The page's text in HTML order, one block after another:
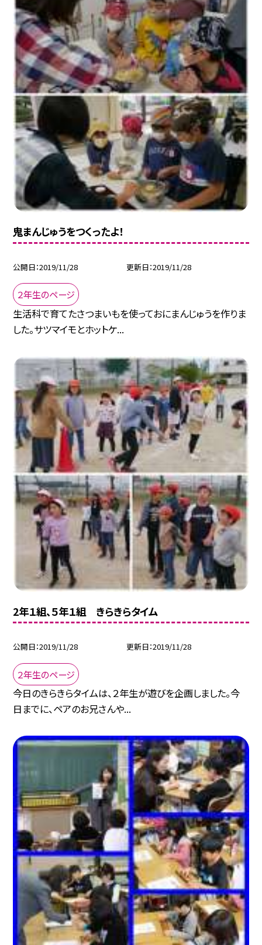
鬼まんじゅうをつくったよ！
公開日 2019/11/28 更新日 2019/11/28
２年生のページ
生活科で育てたさつまいもを使っておにまんじゅうを作りま
した。サツマイモとホットケ...
2年１組、５年１組 きらきらタイム
公開日 2019/11/28 更新日 2019/11/28
２年生のページ
今日のきらきらタイムは、２年生が遊びを企画しました。今
日までに、ペアのお兄さんや...